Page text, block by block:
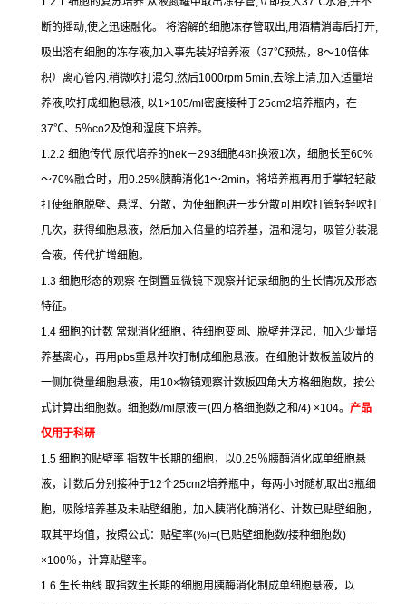
断的摇动,使之迅速融化。 将溶解的细胞冻存管取出,用酒精消毒后打开,
吸出溶有细胞的冻存液,加入事先装好培养液（37℃预热， 8～10倍体
积）离心管内,稍微吹打混匀,然后1000rpm 5min,去除上清,加入适量培
养液,吹打成细胞悬液, 以1×105/ml 密度接种于25cm2培养瓶内，在
37℃、 5％co2及饱和湿度下培养。
1.2.2 细胞传代 原代培养的hek－293细胞48h换液1次，细胞长至60%
～70%融合时，用0.25%胰酶消化1～2min ，将培养瓶再用手掌轻轻敲
打使细胞脱壁、悬浮、分散，为使细胞进一步分散可用吹打管轻轻吹打
几次，获得细胞悬液，然后加入倍量的培养基，温和混匀，吸管分装混
合液，传代扩增细胞。
1.3 细胞形态的观察 在倒置显微镜下观察并记录细胞的生长情况及形态
特征。
1.4 细胞的计数 常规消化细胞，待细胞变圆、脱壁并浮起，加入少量培
养基离心，再用pbs重悬并吹打制成细胞悬液。在细胞计数板盖玻片的
一侧加微量细胞悬液，用 10×物镜观察计数板四角大方格细胞数，按公
式计算出细胞数。细胞数/ml 原液＝(四方格细胞数之和/4) ×104。 产品
仅用于科研
1.5 细胞的贴壁率 指数生长期的细胞，以0.25％胰酶消化成单细胞悬
液，计数后分别接种于12个25cm2培养瓶中，每两小时随机取出3瓶细
胞，吸除培养基及未贴壁细胞，加入胰消化酶消化、计数已贴壁细胞，
取其平均值，按照公式：贴壁率(%)=(已贴壁细胞数/接种细胞数)
×100％，计算贴壁率。
1.6 生长曲线 取指数生长期的细胞用胰酶消化制成单细胞悬液，以